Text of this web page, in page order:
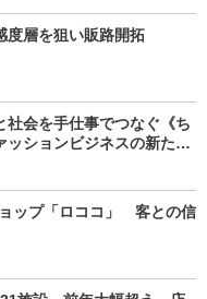
層を狙い販路開拓
会を手仕事でつなぐ《ち
ションビジネスの新たな
ョップ「ロココ」 客との信